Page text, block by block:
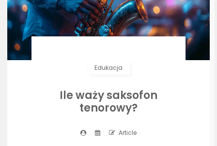
Edukacja
Ile waży saksofon
tenorowy?
Article